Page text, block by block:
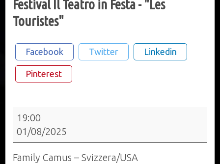
Festival Il Teatro in Festa - "Les
Touristes"
Facebook Twitter Linkedin
Pinterest
Festival
Il
Teatro
in
19:00
01/08/2025
Family Camus – Svizzera/USA